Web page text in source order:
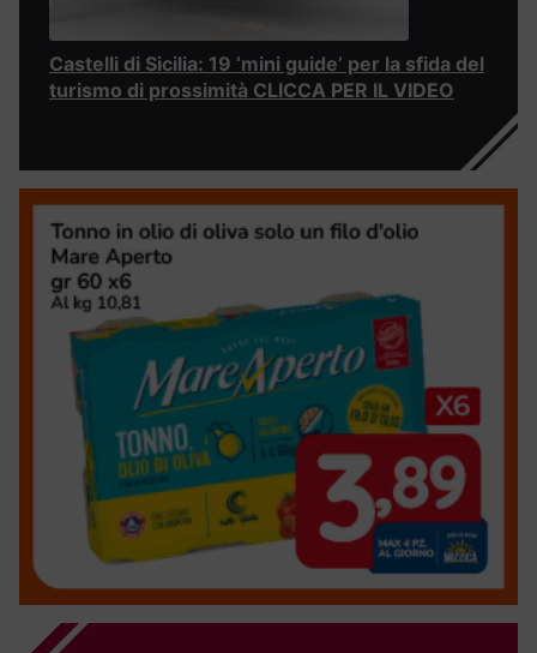
Castelli di Sicilia: 19 ‘mini guide’ per la sfida del
turismo di prossimità CLICCA PER IL VIDEO